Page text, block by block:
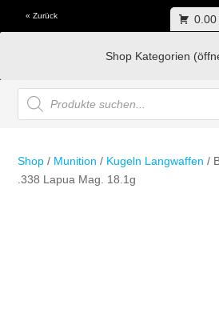
« Zurück 0.00
Shop Kategorien
Products
search
Shop / Munition / Kugeln Langwaffen /
.338 Lapua Mag. 18.1g